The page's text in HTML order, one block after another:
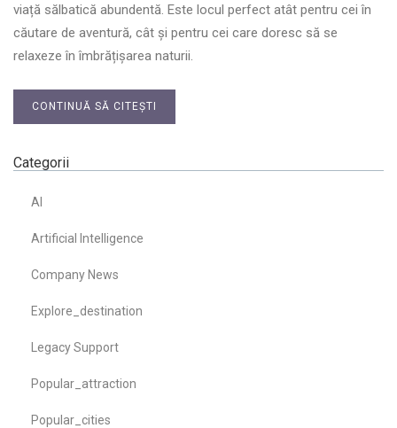
viață sălbatică abundentă. Este locul perfect atât pentru cei în
căutare de aventură, cât și pentru cei care doresc să se
relaxeze în îmbrățișarea naturii.
CONTINUĂ SĂ CITEȘTI
Categorii
AI
Artificial Intelligence
Company News
Explore_destination
Legacy Support
Popular_attraction
Popular_cities